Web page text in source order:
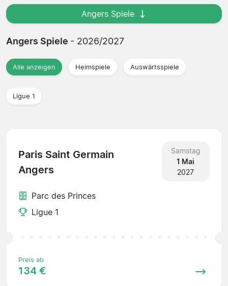
Angers Spiele
Angers Spiele - 2026/2027
Alle anzeigen Heimspiele Auswärtsspiele
Ligue 1
Paris Saint Germain
Angers
Samstag
1 Mai
2027
Parc des Princes
Ligue 1
Preis ab
134 €